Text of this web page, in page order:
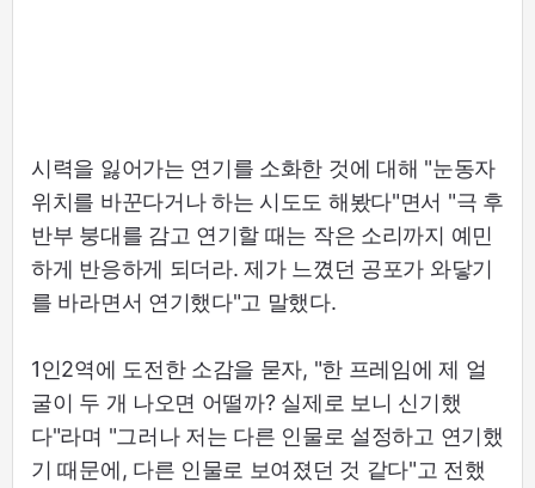
시력을 잃어가는 연기를 소화한 것에 대해 "눈동자
위치를 바꾼다거나 하는 시도도 해봤다"면서 "극 후
반부 붕대를 감고 연기할 때는 작은 소리까지 예민
하게 반응하게 되더라. 제가 느꼈던 공포가 와닿기
를 바라면서 연기했다"고 말했다.
1인2역에 도전한 소감을 묻자, "한 프레임에 제 얼
굴이 두 개 나오면 어떨까? 실제로 보니 신기했
다"라며 "그러나 저는 다른 인물로 설정하고 연기했
기 때문에, 다른 인물로 보여졌던 것 같다"고 전했